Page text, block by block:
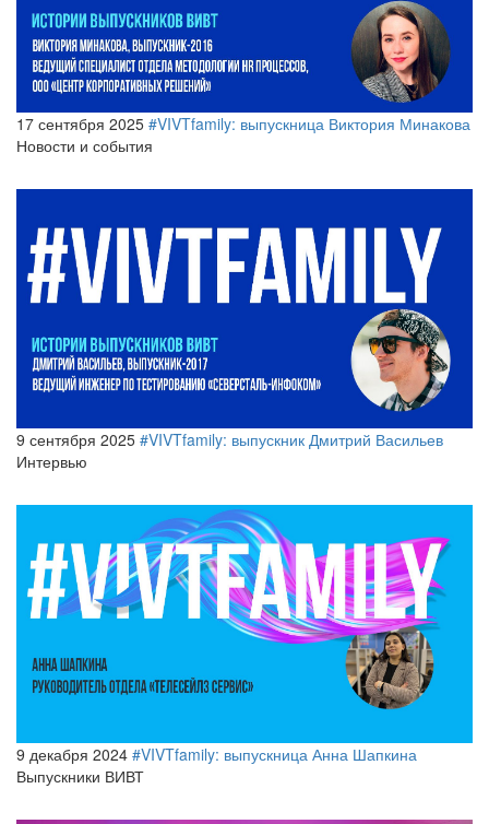
17 сентября 2025 #VIVTfamily: выпускница Виктория Минакова
Новости и события
9 сентября 2025 #VIVTfamily: выпускник Дмитрий Васильев
Интервью
9 декабря 2024 #VIVTfamily: выпускница Анна Шапкина
Выпускники ВИВТ